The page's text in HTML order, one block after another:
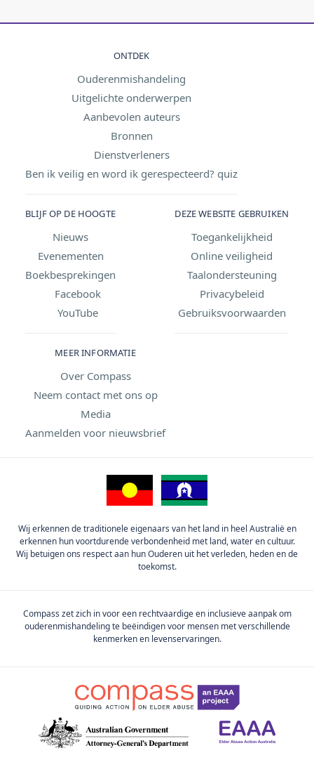
ONTDEK
Ouderenmishandeling
Uitgelichte onderwerpen
Aanbevolen auteurs
Bronnen
Dienstverleners
Ben ik veilig en word ik gerespecteerd? quiz
BLIJF OP DE HOOGTE
Nieuws
Evenementen
Boekbesprekingen
Facebook
YouTube
DEZE WEBSITE GEBRUIKEN
Toegankelijkheid
Online veiligheid
Taalondersteuning
Privacybeleid
Gebruiksvoorwaarden
MEER INFORMATIE
Over Compass
Neem contact met ons op
Media
Aanmelden voor nieuwsbrief
Wij erkennen de traditionele eigenaars van het land in heel Australië en
erkennen hun voortdurende verbondenheid met land, water en cultuur.
Wij betuigen ons respect aan hun Ouderen uit het verleden, heden en de
toekomst.
Compass zet zich in voor een rechtvaardige en inclusieve aanpak om
ouderenmishandeling te beëindigen voor mensen met verschillende
kenmerken en levenservaringen.